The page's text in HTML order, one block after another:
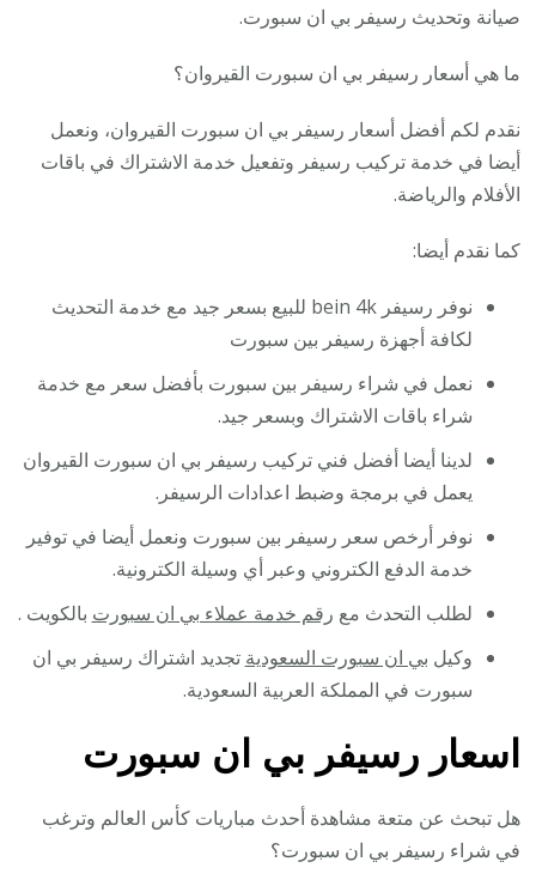
صيانة وتحديث رسيفر بي ان سبورت.
ما هي أسعار رسيفر بي ان سبورت القيروان؟
نقدم لكم أفضل أسعار رسيفر بي ان سبورت القيروان، ونعمل
أيضا في خدمة تركيب رسيفر وتفعيل خدمة الاشتراك في باقات
الأفلام والرياضة.
كما نقدم أيضا:
نوفر رسيفر bein 4k للبيع بسعر جيد مع خدمة التحديث
لكافة أجهزة رسيفر بين سبورت
نعمل في شراء رسيفر بين سبورت بأفضل سعر مع خدمة
شراء باقات الاشتراك وبسعر جيد.
لدينا أيضا أفضل فني تركيب رسيفر بي ان سبورت القيروان
يعمل في برمجة وضبط اعدادات الرسيفر.
نوفر أرخص سعر رسيفر بين سبورت ونعمل أيضا في توفير
خدمة الدفع الكتروني وعبر أي وسيلة الكترونية.
لطلب التحدث مع رقم خدمة عملاء بي ان سبورت بالكويت .
وكيل بي ان سبورت السعودية تجديد اشتراك رسيفر بي ان
سبورت في المملكة العربية السعودية.
اسعار رسيفر بي ان سبورت
هل تبحث عن متعة مشاهدة أحدث مباريات كأس العالم وترغب
في شراء رسيفر بي ان سبورت؟